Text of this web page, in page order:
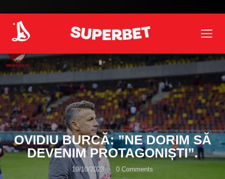
OVIDIU BURCĂ: ”NE DORIM SĂ
DEVENIM PROTAGONIȘTI”.
19/10/2023 0 Comments